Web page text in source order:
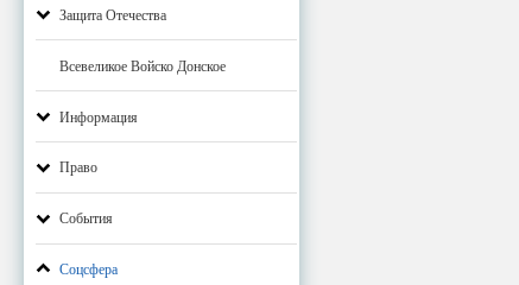
Защита Отечества
Всевеликое Войско Донское
Информация
Право
События
Соцсфера